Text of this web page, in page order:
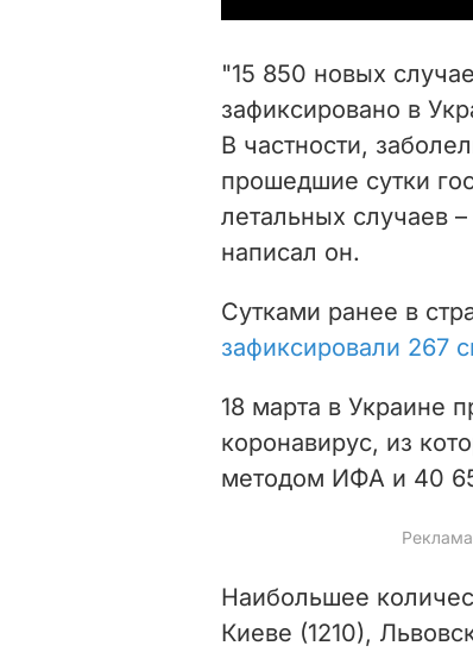
"15 850 новых
зафиксировано в
В частности,
прошедшие сутки
летальных случаев
написал он.
Сутками ранее в
зафиксировали 267
18 марта в Украине
коронавирус, из
методом ИФА и 40
Наибольшее
Киеве (1210),